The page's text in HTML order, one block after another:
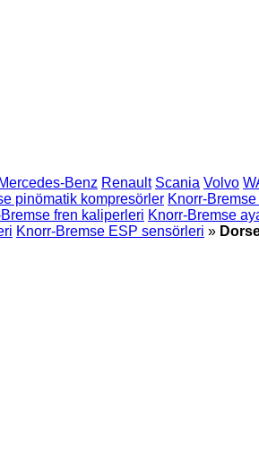
Mercedes-Benz Renault Scania Volvo
pinömatik kompresörler Knorr-
fren kaliperleri Knorr-Bremse
Knorr-Bremse ESP sensörleri »